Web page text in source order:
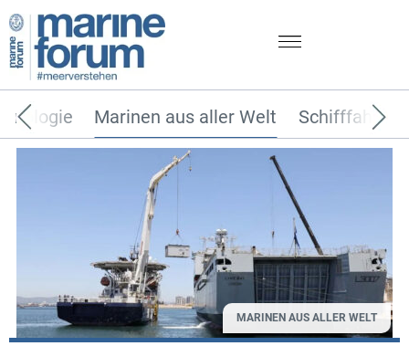
Marinen aus aller Welt Schifffahrt
MARINEN AUS ALLER WELT